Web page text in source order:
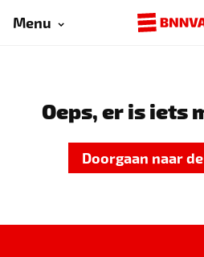
Menu
Oeps, er is iets
Doorgaan naar